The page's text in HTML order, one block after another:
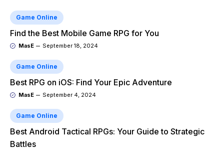
Game Online
Find the Best Mobile Game RPG for You
MasE September 18, 2024
Game Online
Best RPG on iOS: Find Your Epic Adventure
MasE September 4, 2024
Game Online
Best Android Tactical RPGs: Your Guide to Strategic
Battles